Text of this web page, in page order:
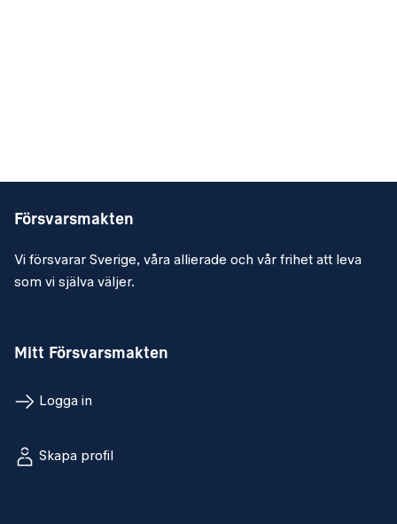
Försvarsmakten
Vi försvarar Sverige, våra allierade och vår frihet att leva
som vi själva väljer.
Mitt Försvarsmakten
Logga in
Skapa profil